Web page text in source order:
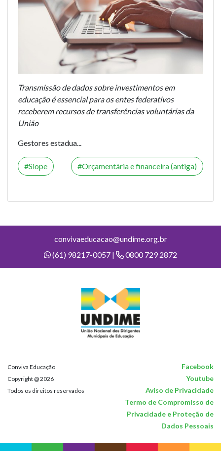
Transmissão de dados sobre investimentos em
educação é essencial para os entes federativos
receberem recursos de transferências voluntárias da
União
Gestores estadua...
Siope Orçamentária e financeira (antiga)
convivaeducacao@undime.org.br
(61) 98217-0057 |
0800 729 2872
Conviva Educação Facebook
Copyright @ 2026 Youtube
Todos os direitos reservados
Aviso de Privacidade
Termo de Compromisso de
Privacidade e Proteção de
Dados Pessoais